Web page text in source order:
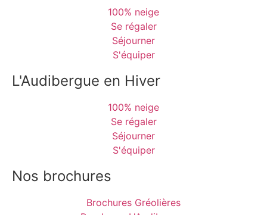
100% neige
Se régaler
Séjourner
S'équiper
L'Audibergue en Hiver
100% neige
Se régaler
Séjourner
S'équiper
Nos brochures
Brochures Gréolières